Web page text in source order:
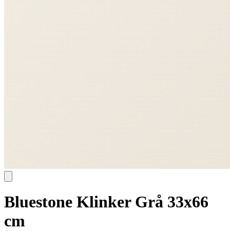
Bluestone Klinker Grå 33x66
cm